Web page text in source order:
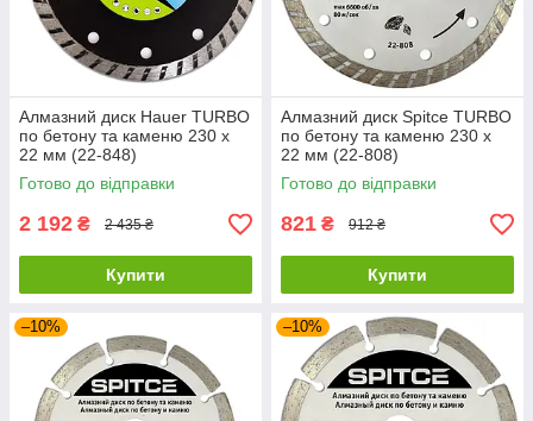
Алмазний диск Hauer TURBO
по бетону та каменю 230 х
22 мм (22-848)
Готово до відправки
2 192 ₴ 2 435 ₴
Купити
Алмазний диск Spitce TURBO
по бетону та каменю 230 х
22 мм (22-808)
Готово до відправки
821 ₴ 912 ₴
Купити
–10% –10%